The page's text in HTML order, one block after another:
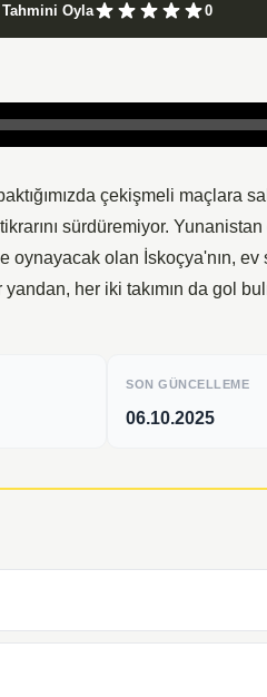
Tahmini Oyla 0
çekişmeli maçlara
sürdüremiyor.
olan İskoçya'nın, ev
her iki takımın da gol
SON GÜNCELLEME
06.10.2025